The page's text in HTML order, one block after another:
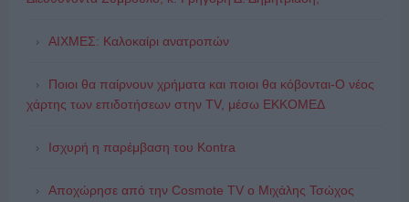
ΑΙΧΜΕΣ: Καλοκαίρι ανατροπών
Ποιοι θα παίρνουν χρήματα και ποιοι θα κόβονται-Ο νέος
χάρτης των επιδοτήσεων στην TV, μέσω ΕΚΚΟΜΕΔ
Ισχυρή η παρέμβαση του Kontra
Αποχώρησε από την Cosmote TV o Μιχάλης Τσώχος